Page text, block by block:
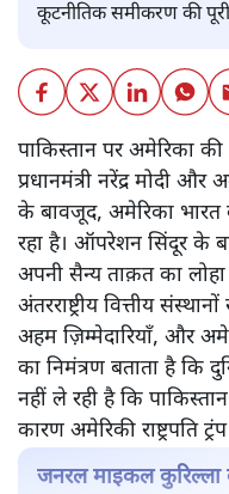
कूटनीतिक समीकरण की
पाकिस्तान पर अमेरिका की
प्रधानमंत्री नरेंद्र मोदी और
के बावजूद, अमेरिका
रहा है। ऑपरेशन सिंदूर के
अपनी सैन्य ताक़त का
अंतरराष्ट्रीय वित्तीय
अहम ज़िम्मेदारियाँ, और
का निमंत्रण बताता है कि
नहीं ले रही है कि
कारण अमेरिकी राष्ट्रपति
जनरल माइकल कुरिल्ला